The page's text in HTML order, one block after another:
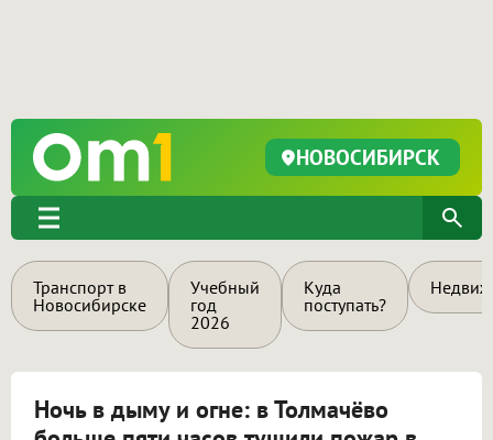
НОВОСИБИРСК
Транспорт в
Новосибирске
Учебный
год
2026
Куда
поступать?
Ночь в дыму и огне: в Толмачёво